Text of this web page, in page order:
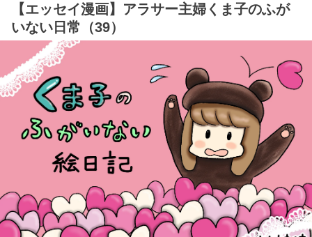
【エッセイ漫画】アラサー主婦くま子のふが
いない日常（39）